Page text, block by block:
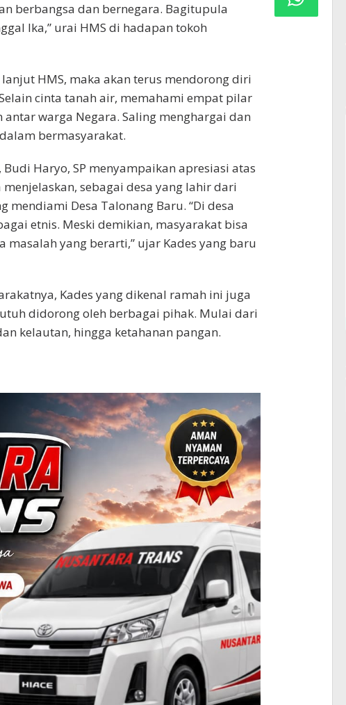
berbangsa dan bernegara. Bagitupula
Ika,” urai HMS di hadapan tokoh
HMS, maka akan terus mendorong diri
cinta tanah air, memahami empat pilar
warga Negara. Saling menghargai dan
bermasyarakat.
Haryo, SP menyampaikan apresiasi atas
sebagai desa yang lahir dari
Desa Talonang Baru. “Di desa
etnis. Meski demikian, masyarakat bisa
yang berarti,” ujar Kades yang baru
Kades yang dikenal ramah ini juga
didorong oleh berbagai pihak. Mulai dari
kelautan, hingga ketahanan pangan.